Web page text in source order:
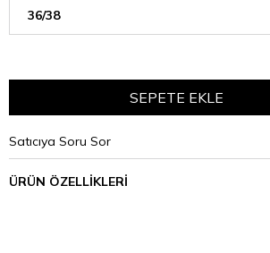
Satıcıya Soru Sor
ÜRÜN ÖZELLIKLERI